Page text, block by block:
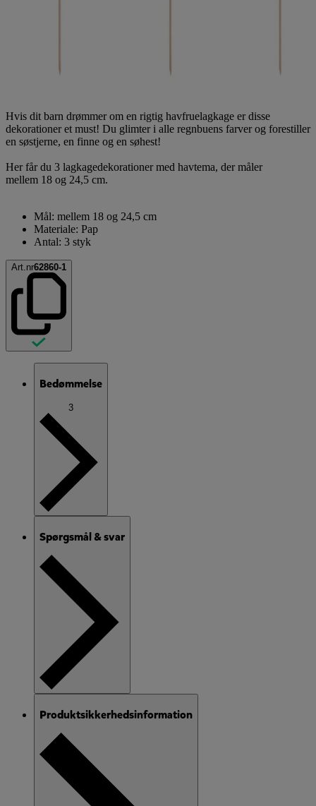
Hvis dit barn drømmer om en rigtig havfruelagkage er disse
dekorationer et must! Du glimter i alle regnbuens farver og forestiller
en søstjerne, en finne og en søhest!
Her får du 3 lagkagedekorationer med havtema, der måler
mellem 18 og 24,5 cm.
Mål: mellem 18 og 24,5 cm
Materiale: Pap
Antal: 3 styk
Art.nr62860-1
Bedømmelse
3
Spørgsmål & svar
Produktsikkerhedsinformation